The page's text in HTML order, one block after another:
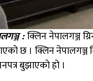
:क्लिन नेपालगञ्ज
छ । क्लिन नेपालगञ्ज
बुझाएको हो ।